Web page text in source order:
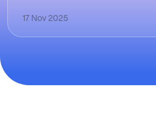
17 Nov 2025